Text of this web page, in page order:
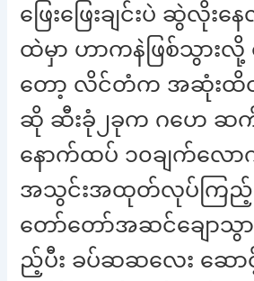
ဖြေးဖြေးချင်းပဲ ဆွဲလို
ထဲမှာ ဟာကနဲဖြစ်သွား
တော့ လိင်တံက အဆုံးထိဝ
ဆို ဆီးခုံ၂ခုက ဂဟေ ဆက်
နောက်ထပ် ၁၀ချက်လေ
အသွင်းအထုတ်လုပ်ကြ
တော်တော်အဆင်ချောသွာ
ည့်ပီး ခပ်ဆဆလေး ဆော